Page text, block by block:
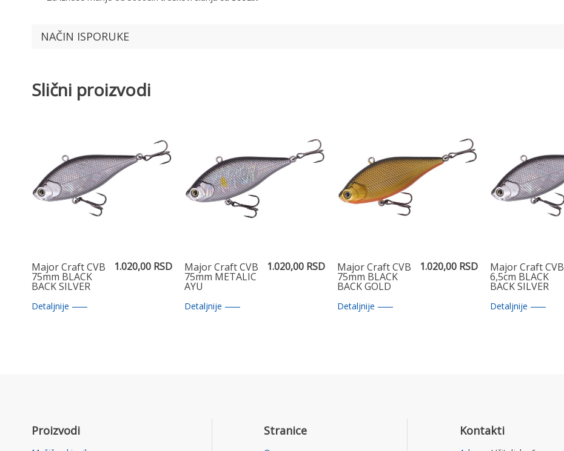
NAČIN ISPORUKE
Slični proizvodi
Major Craft CVB
75mm BLACK
BACK SILVER
1.020,00 RSD
Detaljnije
Major Craft CVB
75mm METALIC
AYU
1.020,00 RSD
Detaljnije
Major Craft CVB
75mm BLACK
BACK GOLD
1.020,00 RSD
Detaljnije
Major Craft CVB
6,5cm BLACK
BACK SILVER
Detaljnije
Proizvodi Stranice Kontakti